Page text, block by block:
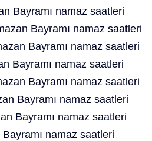
Bayramı namaz saatleri
Bayramı namaz saatleri
Bayramı namaz saatleri
Bayramı namaz saatleri
Bayramı namaz saatleri
Bayramı namaz saatleri
Bayramı namaz saatleri
namaz saatleri